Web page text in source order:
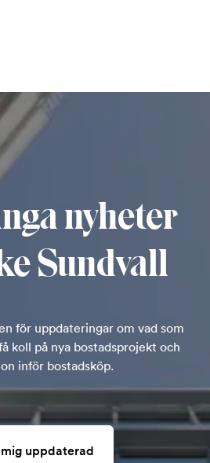
nyheter
Sundvall
för uppdateringar om vad som
koll på nya bostadsprojekt och
inför bostadsköp.
uppdaterad